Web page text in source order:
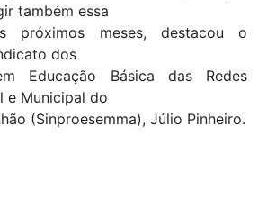
também essa
próximos meses, destacou o
dos
Educação Básica das Redes
e Municipal do
(Sinproesemma), Júlio Pinheiro.